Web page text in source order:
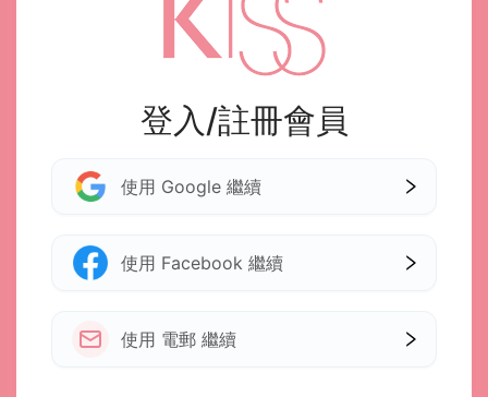
登入/註冊會員
使用 Google 繼續
使用 Facebook 繼續
使用 電郵 繼續